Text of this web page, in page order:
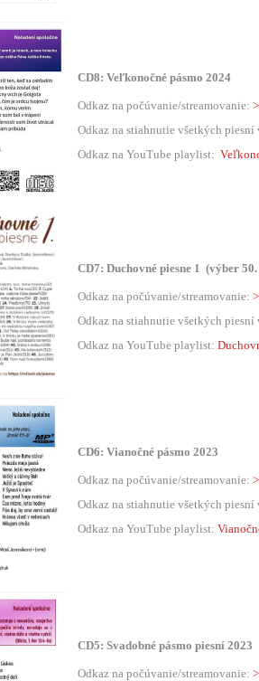
CD8: Veľkonočné pásmo 2024
Odkaz na počúvanie/streamovanie:
Odkaz na stiahnutie všetkých
Odkaz na YouTube playlist:
CD7: Duchovné piesne 1 (výber
Odkaz na počúvanie/streamovanie:
Odkaz na stiahnutie všetkých
Odkaz na YouTube playlist:
CD6: Vianočné pásmo 2023
Odkaz na počúvanie/streamovanie:
Odkaz na stiahnutie všetkých
Odkaz na YouTube playlist:
CD5: Svadobné pásmo piesní 2023
Odkaz na počúvanie/streamovanie: